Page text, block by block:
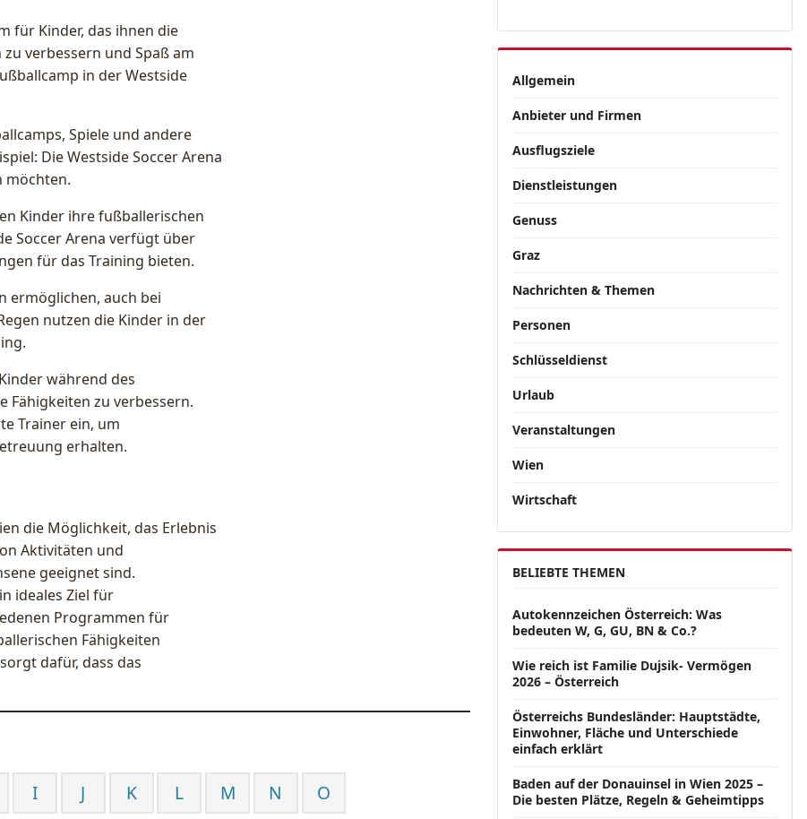
für Kinder, das ihnen die
verbessern und Spaß am
in der Westside
Spiele und andere
Die Westside Soccer Arena
möchten.
Kinder ihre fußballerischen
Soccer Arena verfügt über
für das Training bieten.
ermöglichen, auch bei
nutzen die Kinder in der
während des
Fähigkeiten zu verbessern.
Trainer ein, um
erhalten.
die Möglichkeit, das Erlebnis
Aktivitäten und
geeignet sind.
ideales Ziel für
Programmen für
Fähigkeiten
dafür, dass das
I J K L M N O
Allgemein
Anbieter und Firmen
Ausflugsziele
Dienstleistungen
Genuss
Graz
Nachrichten & Themen
Personen
Schlüsseldienst
Urlaub
Veranstaltungen
Wien
Wirtschaft
BELIEBTE THEMEN
Autokennzeichen Österreich: Was
bedeuten W, G, GU, BN & Co.?
Wie reich ist Familie Dujsik- Vermögen
2026 – Österreich
Österreichs Bundesländer: Hauptstädte,
Einwohner, Fläche und Unterschiede
einfach erklärt
Baden auf der Donauinsel in Wien 2025 –
Die besten Plätze, Regeln & Geheimtipps